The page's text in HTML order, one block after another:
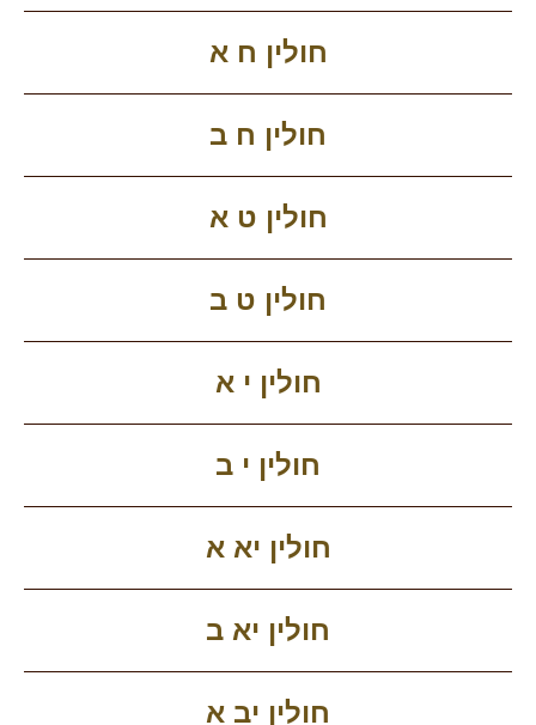
חולין ח א
חולין ח ב
חולין ט א
חולין ט ב
חולין י א
חולין י ב
חולין יא א
חולין יא ב
חולין יב א